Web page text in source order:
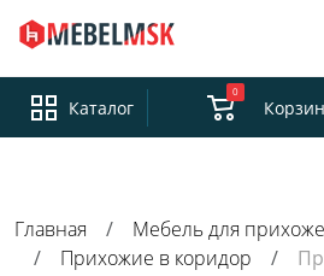
Каталог
0
Главная
Мебель для
Прихожие в коридор